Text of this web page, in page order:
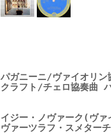
パガニーニ/ヴァイオリ
クラフト/チェロ協奏曲
イジー・ノヴァーク(ヴァ
ヴァーツラフ・スメターチ